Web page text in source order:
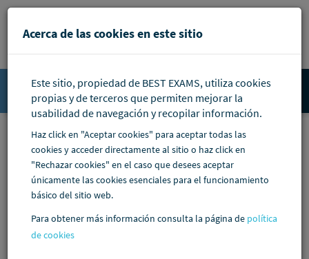
Pasar al contenido principal
Accede
Acerca de las cookies en este sitio
Este sitio, propiedad de BEST EXAMS, utiliza cookies
propias y de terceros que permiten mejorar la
usabilidad de navegación y recopilar información.
Haz click en "Aceptar cookies" para aceptar todas las
cookies y acceder directamente al sitio o haz click en
"Rechazar cookies" en el caso que desees aceptar
únicamente las cookies esenciales para el funcionamiento
básico del sitio web.
Para obtener más información consulta la página de política
de cookies